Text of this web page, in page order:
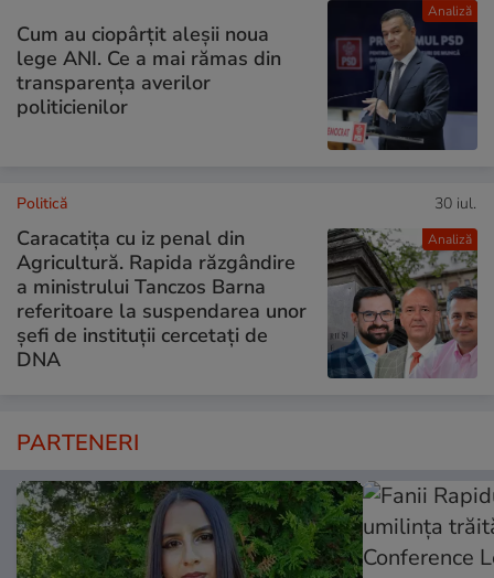
Analiză
Cum au ciopârțit aleșii noua
lege ANI. Ce a mai rămas din
transparența averilor
politicienilor
Analiză
Politică 30 iul.
Caracatița cu iz penal din
Agricultură. Rapida răzgândire
a ministrului Tanczos Barna
referitoare la suspendarea unor
șefi de instituții cercetați de
DNA
PARTENERI